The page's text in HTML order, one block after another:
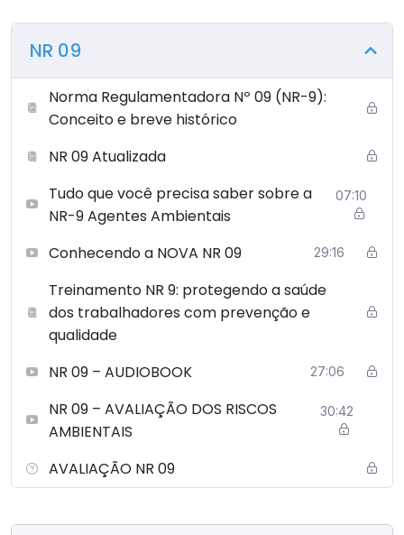
NR 09
Norma Regulamentadora Nº 09 (NR-9):
Conceito e breve histórico
NR 09 Atualizada
Tudo que você precisa saber sobre a
NR-9 Agentes Ambientais
07:10
Conhecendo a NOVA NR 09 29:16
Treinamento NR 9: protegendo a saúde
dos trabalhadores com prevenção e
qualidade
NR 09 – AUDIOBOOK
27:06
NR 09 – AVALIAÇÃO DOS RISCOS
AMBIENTAIS
30:42
AVALIAÇÃO NR 09